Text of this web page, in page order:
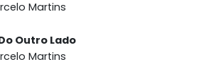
Martins
Outro Lado
Martins